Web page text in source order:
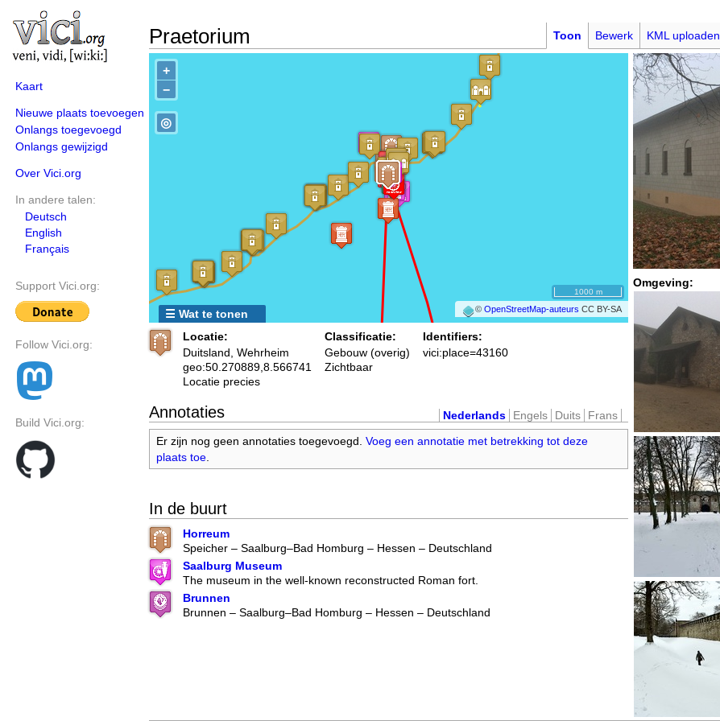
Kaart
Nieuwe plaats toevoegen
Onlangs toegevoegd
Onlangs gewijzigd
Over Vici.org
In andere talen:
Deutsch
English
Français
Support Vici.org:
Follow Vici.org:
Build Vici.org:
Praetorium Toon Bewerk KML uploaden
+
−
©OpenStreetMap-auteurs CC BY-SA
◎
1000 m
☰ Wat te tonen
Omgeving:
Locatie:
Duitsland, Wehrheim
geo:50.270889,8.566741
Locatie precies
Classificatie:
Gebouw (overig)
Zichtbaar
Identifiers:
vici:place=43160
Annotaties Nederlands Engels Duits
Frans
Er zijn nog geen annotaties toegevoegd. Voeg een annotatie met betrekking tot deze
plaats toe.
In de buurt
Horreum
Speicher – Saalburg–Bad Homburg – Hessen – Deutschland
Saalburg Museum
The museum in the well-known reconstructed Roman fort.
Brunnen
Brunnen – Saalburg–Bad Homburg – Hessen – Deutschland